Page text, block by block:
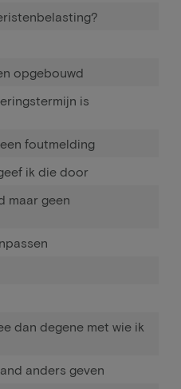
opgebouwd
is
foutmelding
ik die door
maar geen
dan degene met wie ik
anders geven